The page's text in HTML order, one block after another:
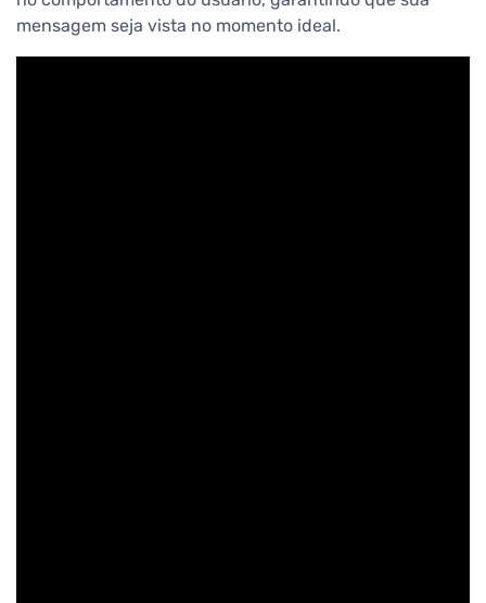
mensagem seja vista no momento ideal.